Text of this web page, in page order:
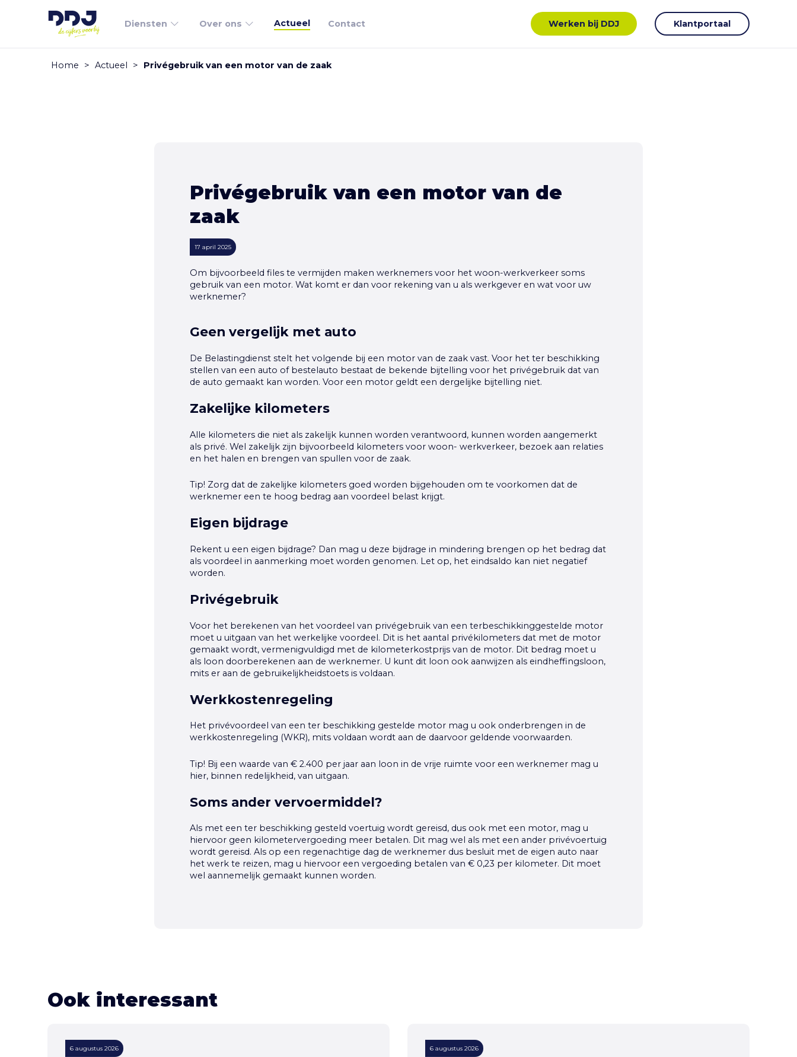
Diensten Over ons Actueel Contact Werken bij DDJ Klantportaal
Home > Actueel > Privégebruik van een motor van de zaak
Privégebruik van een motor van de
zaak
17 april 2025
Om bijvoorbeeld files te vermijden maken werknemers voor het woon-werkverkeer soms
gebruik van een motor. Wat komt er dan voor rekening van u als werkgever en wat voor uw
werknemer?
Geen vergelijk met auto
De Belastingdienst stelt het volgende bij een motor van de zaak vast. Voor het ter beschikking
stellen van een auto of bestelauto bestaat de bekende bijtelling voor het privégebruik dat van
de auto gemaakt kan worden. Voor een motor geldt een dergelijke bijtelling niet.
Zakelijke kilometers
Alle kilometers die niet als zakelijk kunnen worden verantwoord, kunnen worden aangemerkt
als privé. Wel zakelijk zijn bijvoorbeeld kilometers voor woon- werkverkeer, bezoek aan relaties
en het halen en brengen van spullen voor de zaak.
Tip! Zorg dat de zakelijke kilometers goed worden bijgehouden om te voorkomen dat de
werknemer een te hoog bedrag aan voordeel belast krijgt.
Eigen bijdrage
Rekent u een eigen bijdrage? Dan mag u deze bijdrage in mindering brengen op het bedrag dat
als voordeel in aanmerking moet worden genomen. Let op, het eindsaldo kan niet negatief
worden.
Privégebruik
Voor het berekenen van het voordeel van privégebruik van een terbeschikkinggestelde motor
moet u uitgaan van het werkelijke voordeel. Dit is het aantal privékilometers dat met de motor
gemaakt wordt, vermenigvuldigd met de kilometerkostprijs van de motor. Dit bedrag moet u
als loon doorberekenen aan de werknemer. U kunt dit loon ook aanwijzen als eindheffingsloon,
mits er aan de gebruikelijkheidstoets is voldaan.
Werkkostenregeling
Het privévoordeel van een ter beschikking gestelde motor mag u ook onderbrengen in de
werkkostenregeling (WKR), mits voldaan wordt aan de daarvoor geldende voorwaarden.
Tip! Bij een waarde van € 2.400 per jaar aan loon in de vrije ruimte voor een werknemer mag u
hier, binnen redelijkheid, van uitgaan.
Soms ander vervoermiddel?
Als met een ter beschikking gesteld voertuig wordt gereisd, dus ook met een motor, mag u
hiervoor geen kilometervergoeding meer betalen. Dit mag wel als met een ander privévoertuig
wordt gereisd. Als op een regenachtige dag de werknemer dus besluit met de eigen auto naar
het werk te reizen, mag u hiervoor een vergoeding betalen van € 0,23 per kilometer. Dit moet
wel aannemelijk gemaakt kunnen worden.
Ook interessant
6 augustus 2026 6 augustus 2026